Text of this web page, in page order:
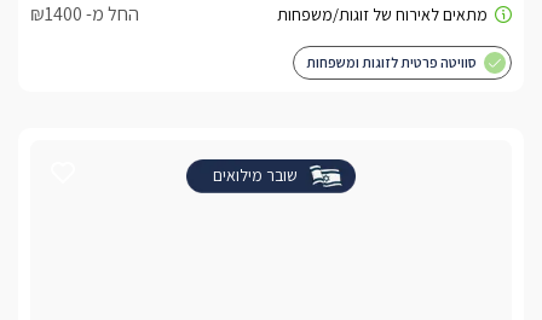
החל מ- ₪1400
סוויטה פרטית לזוגות ומשפחות
שובר מילואים